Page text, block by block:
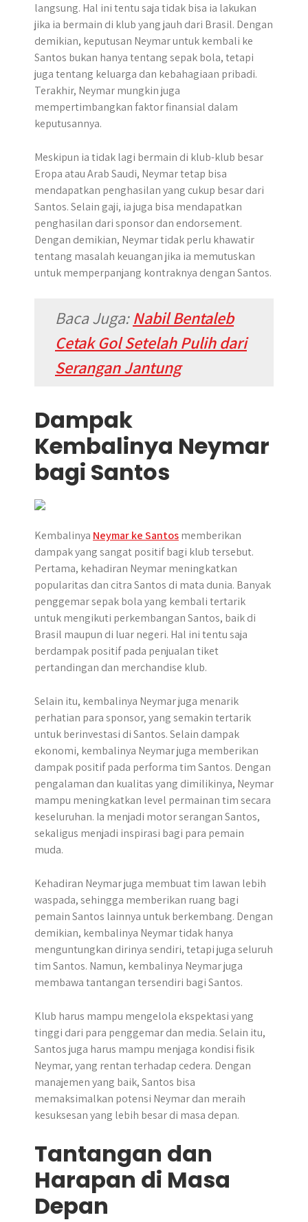
langsung. Hal ini tentu saja tidak bisa ia lakukan
jika ia bermain di klub yang jauh dari Brasil. Dengan
demikian, keputusan Neymar untuk kembali ke
Santos bukan hanya tentang sepak bola, tetapi
juga tentang keluarga dan kebahagiaan pribadi.
Terakhir, Neymar mungkin juga
mempertimbangkan faktor finansial dalam
keputusannya.
Meskipun ia tidak lagi bermain di klub-klub besar
Eropa atau Arab Saudi, Neymar tetap bisa
mendapatkan penghasilan yang cukup besar dari
Santos. Selain gaji, ia juga bisa mendapatkan
penghasilan dari sponsor dan endorsement.
Dengan demikian, Neymar tidak perlu khawatir
tentang masalah keuangan jika ia memutuskan
untuk memperpanjang kontraknya dengan Santos.
Baca Juga:Nabil Bentaleb
Cetak Gol Setelah Pulih dari
Serangan Jantung
Dampak
Kembalinya Neymar
bagi Santos
Kembalinya Neymar ke Santosmemberikan
dampak yang sangat positif bagi klub tersebut.
Pertama, kehadiran Neymar meningkatkan
popularitas dan citra Santos di mata dunia. Banyak
penggemar sepak bola yang kembali tertarik
untuk mengikuti perkembangan Santos, baik di
Brasil maupun di luar negeri. Hal ini tentu saja
berdampak positif pada penjualan tiket
pertandingan dan merchandise klub.
Selain itu, kembalinya Neymar juga menarik
perhatian para sponsor, yang semakin tertarik
untuk berinvestasi di Santos. Selain dampak
ekonomi, kembalinya Neymar juga memberikan
dampak positif pada performa tim Santos. Dengan
pengalaman dan kualitas yang dimilikinya, Neymar
mampu meningkatkan level permainan tim secara
keseluruhan. Ia menjadi motor serangan Santos,
sekaligus menjadi inspirasi bagi para pemain
muda.
Kehadiran Neymar juga membuat tim lawan lebih
waspada, sehingga memberikan ruang bagi
pemain Santos lainnya untuk berkembang. Dengan
demikian, kembalinya Neymar tidak hanya
menguntungkan dirinya sendiri, tetapi juga seluruh
tim Santos. Namun, kembalinya Neymar juga
membawa tantangan tersendiri bagi Santos.
Klub harus mampu mengelola ekspektasi yang
tinggi dari para penggemar dan media. Selain itu,
Santos juga harus mampu menjaga kondisi fisik
Neymar, yang rentan terhadap cedera. Dengan
manajemen yang baik, Santos bisa
memaksimalkan potensi Neymar dan meraih
kesuksesan yang lebih besar di masa depan.
Tantangan dan
Harapan di Masa
Depan